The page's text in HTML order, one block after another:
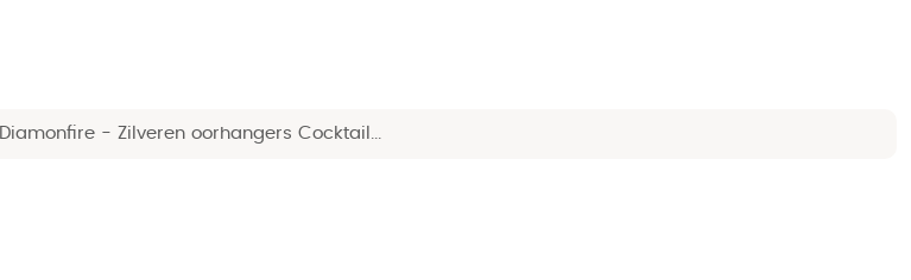
Diamonfire - Zilveren oorhangers Cocktail...